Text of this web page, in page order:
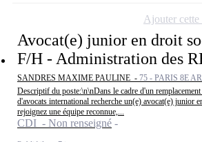
Avocat(e) junior en droit
F/H - Administration des
SANDRES MAXIME PAULINE - 75 - PARIS 8E
Descriptif du poste:\n\nDans le cadre d'un
d'avocats international recherche un(e) avocat(e) junior
rejoignez une équipe reconnue,...
CDI - Non renseigné
Ajouter